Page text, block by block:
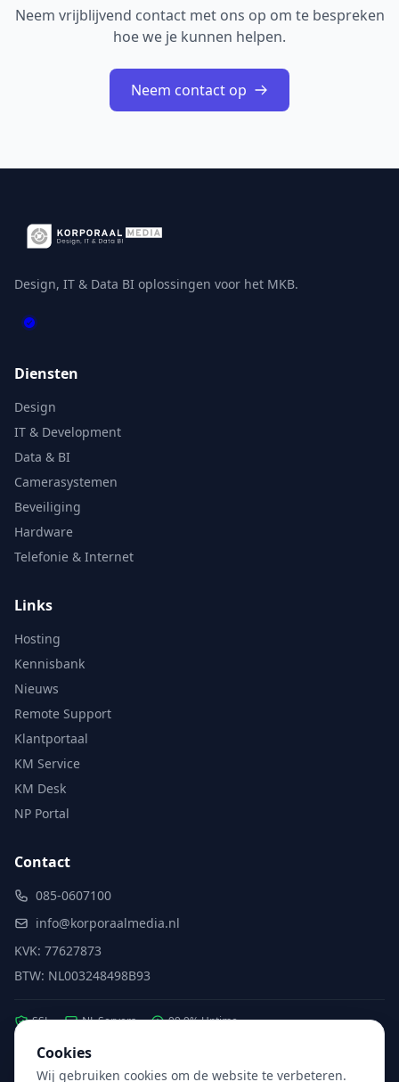
Neem vrijblijvend contact met ons op om te bespreken
hoe we je kunnen helpen.
Neem contact op
Design, IT & Data BI oplossingen voor het MKB.
Diensten
Design
IT & Development
Data & BI
Camerasystemen
Beveiliging
Hardware
Telefonie & Internet
Links
Hosting
Kennisbank
Nieuws
Remote Support
Klantportaal
KM Service
KM Desk
NP Portal
Contact
085-0607100
info@korporaalmedia.nl
KVK: 77627873
BTW: NL003248498B93
SSL NL Servers 99.9% Uptime
Cookies
Wij gebruiken cookies om de website te verbeteren.